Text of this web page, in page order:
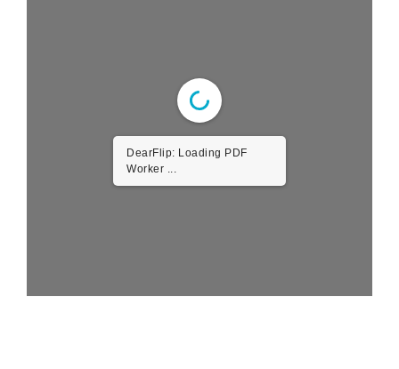
DearFlip: Loading PDF
Worker ...